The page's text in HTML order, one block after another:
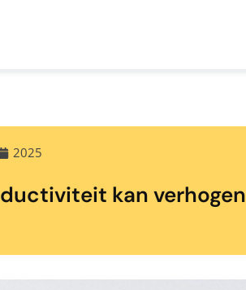
2025
kan verhogen